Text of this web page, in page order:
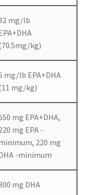
mg/lb
kg)
mg/lb EPA+DHA
mg/kg)
mg EPA+DHA,
mg EPA -
220 mg
-minimum
mg DHA